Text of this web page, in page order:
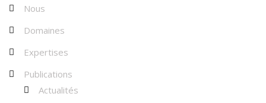
Nous
Domaines
Expertises
Publications
Actualités